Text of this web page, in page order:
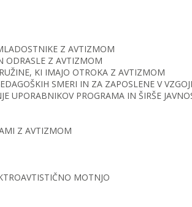
Z AVTIZMOM
ODRASLE Z AVTIZMOM
KI IMAJO OTROKA Z AVTIZMOM
SMERI IN ZA ZAPOSLENE V
UPORABNIKOV PROGRAMA IN ŠIRŠE
Z AVTIZMOM
MOTNJO